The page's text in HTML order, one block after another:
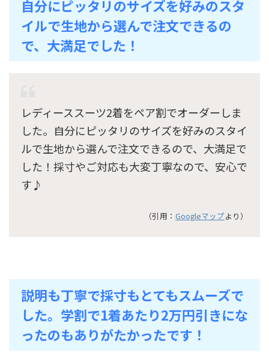
自分にピッタリのサイズを好みのスタ
イルで生地から選んで注文できるの
で、大満足でした！
レディーススーツ2着をペア割でオーダーしま
した。自分にピッタリのサイズを好みのスタイ
ルで生地から選んで注文できるので、大満足で
した！採寸やご対応も大変丁寧なので、安心で
す♪
（引用： Googleマップより）
説明も丁寧で採寸もとてもスムーズで
した。学割で1着あたり2万円引きにな
ったのもありがたかったです！